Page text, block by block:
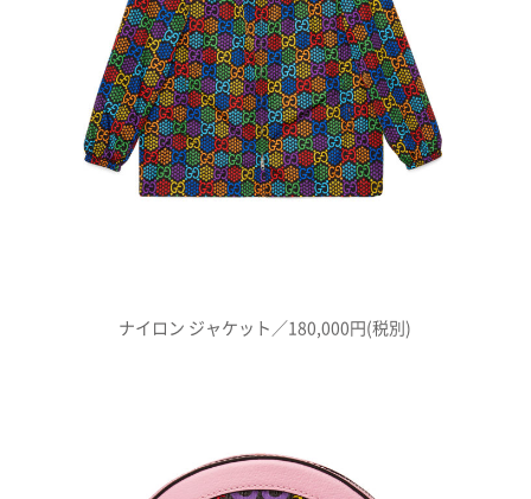
ナイロン ジャケット／180,000円(税別)